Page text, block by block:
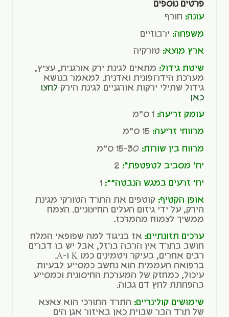
פרטים נוספים
עונה: חורף
משפחה: ירבוזיים
ארץ מוצא: טורקיה
שיטת גידול: מתאים לגינת ירק אורגנית, עציץ,
מערכת הידרופונית ואדנית. למאמר בנושא
גידול שתילי ירקות אורגניים לגינת הירק לחצו
כאן
עומק זריעה:
מרווחי זריעה:
מרווח בין שורות:
יח' מסביב לטפטפת*: 2
יח' זרעים במגש הנבטה**:
אופן הקטיף: קוטפים את התרד הטורקי מגינת
הירק, על ידי גיזום העלים החיצוניים. הצמח
ממשיך לצמוח מהמרכז.
ערכים תזונתיים: אז בניגוד למה שפופאי המלח
חושב בתרד אין הרבה ברזל, אבל יש בו דברים
רבים אחרים, בעיקר ויטמינים כמו K ו-A.
ברפואה העממית הוא נחשב כמסייע לבעיות
עיכול, כמחזק של המערכת החיסונית וכמסייע
בהפחתת לחץ דם גבוה.
שימושים קולינריים: התרד התורכי הוא צאצא
של תרד הבר שבוית כאן באיזור אגן הים